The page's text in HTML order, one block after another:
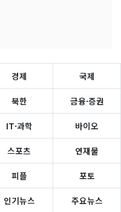
경제 국제
북한 금융·증권
IT·과학 바이오
스포츠 연재물
피플 포토
인기뉴스 주요뉴스